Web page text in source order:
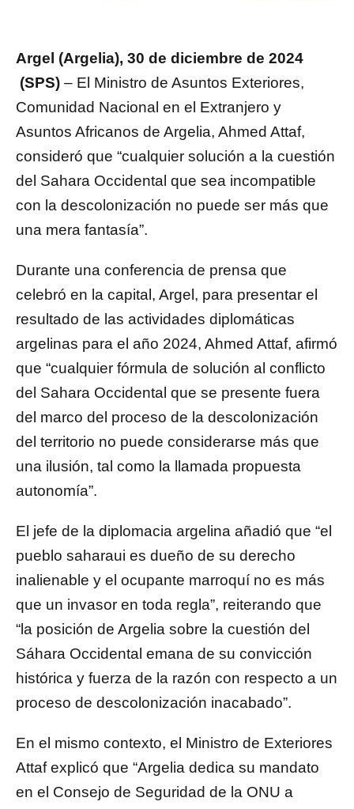
Argel (Argelia), 30 de diciembre de 2024
(SPS) – El Ministro de Asuntos Exteriores,
Comunidad Nacional en el Extranjero y
Asuntos Africanos de Argelia, Ahmed Attaf,
consideró que “cualquier solución a la cuestión
del Sahara Occidental que sea incompatible
con la descolonización no puede ser más que
una mera fantasía”.
Durante una conferencia de prensa que
celebró en la capital, Argel, para presentar el
resultado de las actividades diplomáticas
argelinas para el año 2024, Ahmed Attaf, afirmó
que “cualquier fórmula de solución al conflicto
del Sahara Occidental que se presente fuera
del marco del proceso de la descolonización
del territorio no puede considerarse más que
una ilusión, tal como la llamada propuesta
autonomía”.
El jefe de la diplomacia argelina añadió que “el
pueblo saharaui es dueño de su derecho
inalienable y el ocupante marroquí no es más
que un invasor en toda regla”, reiterando que
“la posición de Argelia sobre la cuestión del
Sáhara Occidental emana de su convicción
histórica y fuerza de la razón con respecto a un
proceso de descolonización inacabado”.
En el mismo contexto, el Ministro de Exteriores
Attaf explicó que “Argelia dedica su mandato
en el Consejo de Seguridad de la ONU a